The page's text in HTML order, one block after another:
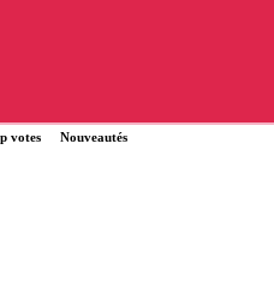
votes Nouveautés